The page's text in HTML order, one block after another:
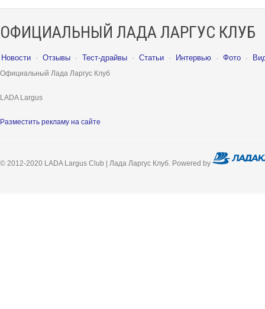
ОФИЦИАЛЬНЫЙ ЛАДА ЛАРГУС КЛУБ
Новости · Отзывы · Тест-драйвы · Статьи · Интервью · Фото ·
Официальный Лада Ларгус Клуб
LADA Largus
Разместить рекламу на сайте
© 2012-2020 LADA Largus Club | Лада Ларгус Клуб. Powered by